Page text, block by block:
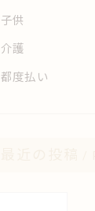
子供
介護
都度払い